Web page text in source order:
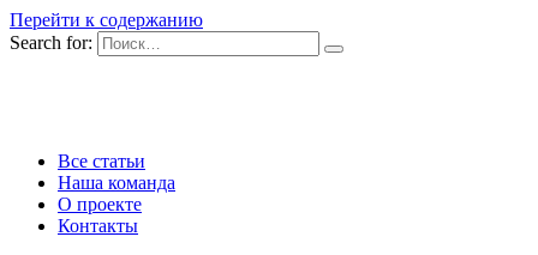
Перейти к содержанию
Search for:
Все статьи
Наша команда
О проекте
Контакты